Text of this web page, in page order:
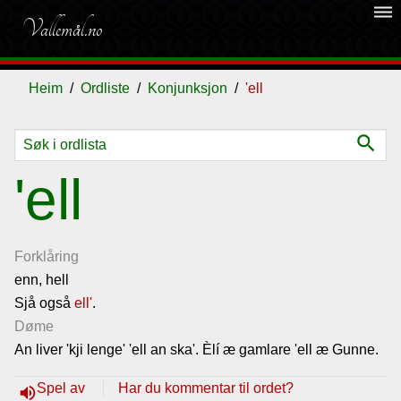
Vallemål.no
dehaze
Heim Ordliste Konjunksjon 'ell
search
'ell
Forklåring
enn, hell
Sjå også ell'.
Døme
An liver 'kji lenge' 'ell an ska'. Èlí æ gamlare 'ell æ Gunne.
volume_upSpel av Har du kommentar til ordet?
Ordliste
Om
vallemålet
Gjestebok